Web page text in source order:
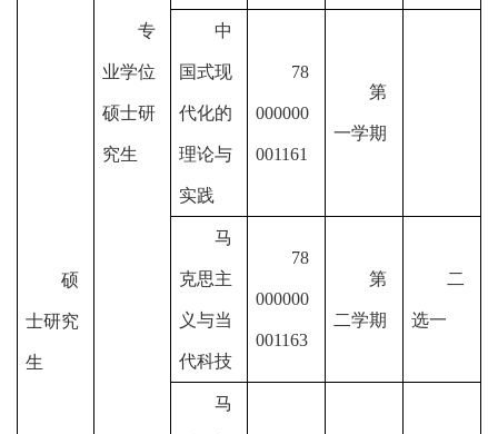
硕
士研究
生
专
业学位
硕士研
究生
中
国式现
代化的
理论与
实践
78
000000
001161
第
一学期
马
克思主
义与当
代科技
78
000000
001163
第
二学期
二
选一
马